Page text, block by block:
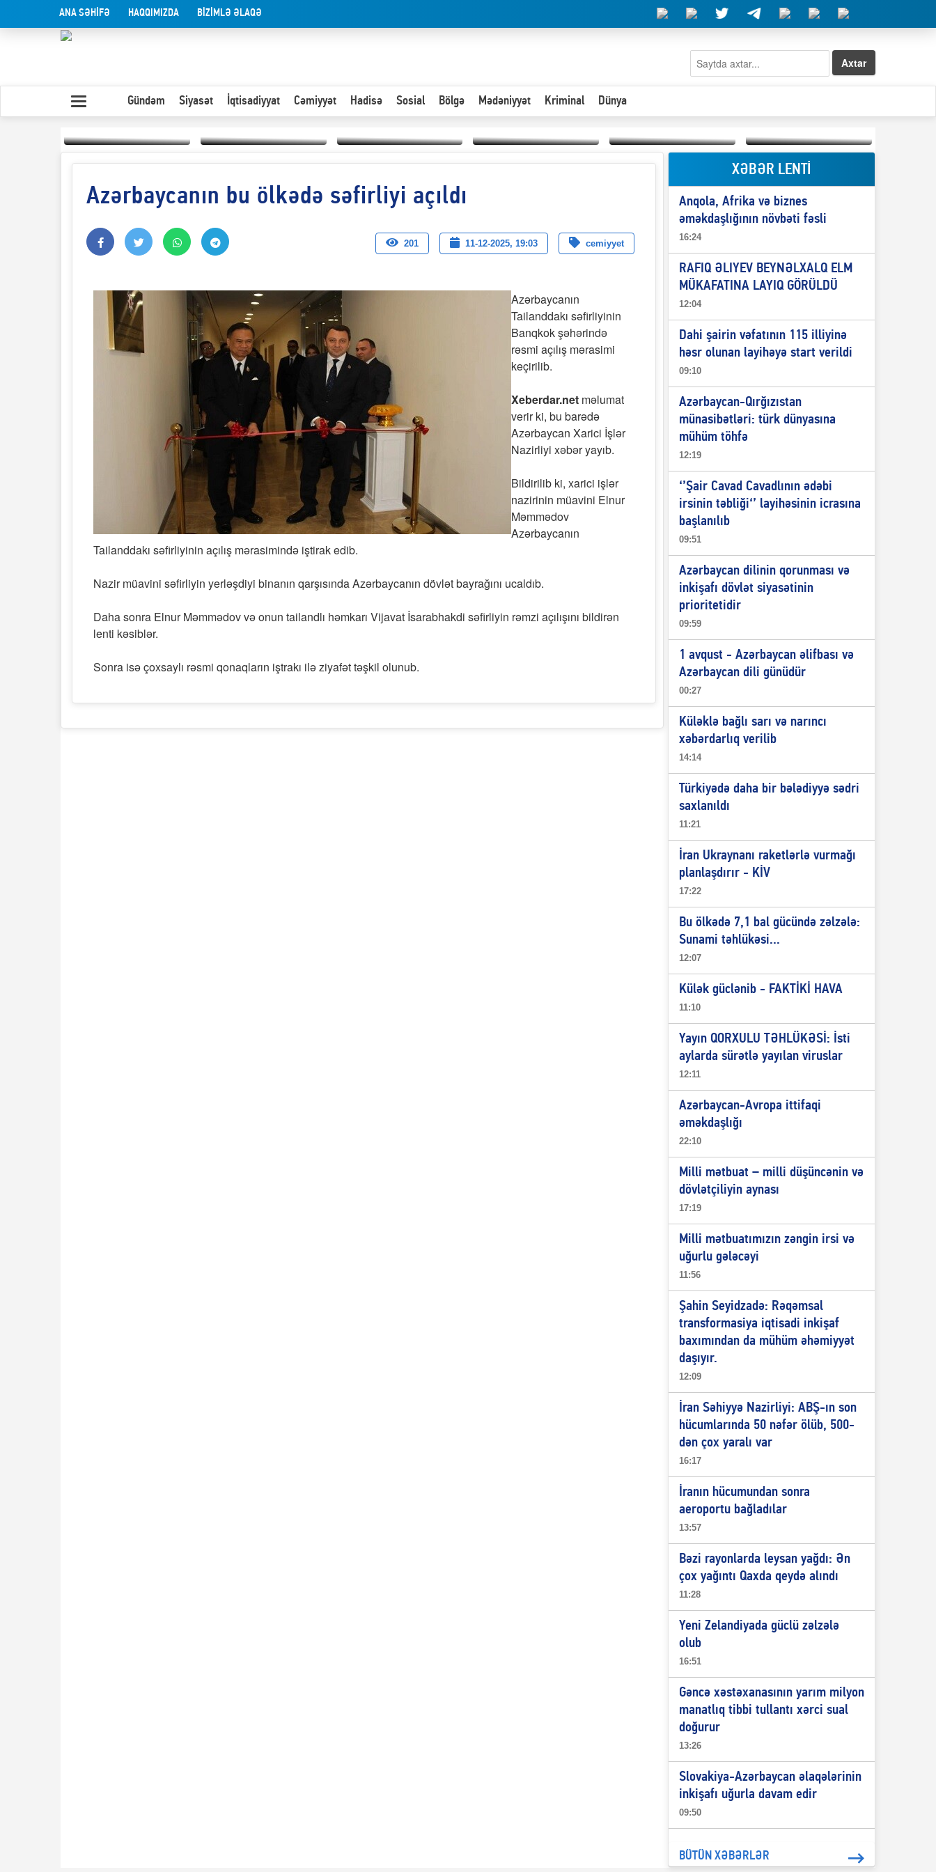
ANA SƏHİFƏ HAQQIMIZDA BİZİMLƏ ƏLAQƏ
Axtar
Gündəm Siyasət İqtisadiyyat Cəmiyyət Hadisə Sosial Bölgə Mədəniyyət Kriminal Dünya
Yaxın Şərqdəki
müharibənin qısa Olduğu kimi görünən
Paytaxta giriş vizası —
"Xoş gəldin, cibində
“Qeyri-səlis məntiq və
dil-nitq” elmimizə
Elşad Abdullayevin
erməniləri
maliyyələşdirən oğlu
niyə Azərbaycana
ekstradisiya olunmur?
Azərbaycanın bu ölkədə səfirliyi açıldı
201 11-12-2025, 19:03 cemiyyet
Azərbaycanın
Tailanddakı səfirliyinin
Banqkok şəhərində
rəsmi açılış mərasimi
keçirilib.
Xeberdar.net məlumat
verir ki, bu barədə
Azərbaycan Xarici İşlər
Nazirliyi xəbər yayıb.
Bildirilib ki, xarici işlər
nazirinin müavini Elnur
Məmmədov
Azərbaycanın
Tailanddakı səfirliyinin açılış mərasimində iştirak edib.
Nazir müavini səfirliyin yerləşdiyi binanın qarşısında Azərbaycanın dövlət bayrağını ucaldıb.
Daha sonra Elnur Məmmədov və onun tailandlı həmkarı Vijavat İsarabhakdi səfirliyin rəmzi açılışını bildirən
lenti kəsiblər.
Sonra isə çoxsaylı rəsmi qonaqların iştrakı ilə ziyafət təşkil olunub.
XƏBƏR LENTİ
Anqola, Afrika və biznes
əməkdaşlığının növbəti fəsli
16:24
RAFIQ ƏLIYEV BEYNƏLXALQ ELM
MÜKAFATINA LAYIQ GÖRÜLDÜ
12:04
Dahi şairin vəfatının 115 illiyinə
həsr olunan layihəyə start verildi
09:10
Azərbaycan-Qırğızıstan
münasibətləri: türk dünyasına
mühüm töhfə
12:19
‘’Şair Cavad Cavadlının ədəbi
irsinin təbliği‘’ layihəsinin icrasına
başlanılıb
09:51
Azərbaycan dilinin qorunması və
inkişafı dövlət siyasətinin
prioritetidir
09:59
1 avqust - Azərbaycan əlifbası və
Azərbaycan dili günüdür
00:27
Küləklə bağlı sarı və narıncı
xəbərdarlıq verilib
14:14
Türkiyədə daha bir bələdiyyə sədri
saxlanıldı
11:21
İran Ukraynanı raketlərlə vurmağı
planlaşdırır - KİV
17:22
Bu ölkədə 7,1 bal gücündə zəlzələ:
Sunami təhlükəsi...
12:07
Külək güclənib - FAKTİKİ HAVA
11:10
Yayın QORXULU TƏHLÜKƏSİ: İsti
aylarda sürətlə yayılan viruslar
12:11
Azərbaycan-Avropa ittifaqi
əməkdaşlığı
22:10
Milli mətbuat – milli düşüncənin və
dövlətçiliyin aynası
17:19
Milli mətbuatımızın zəngin irsi və
uğurlu gələcəyi
11:56
Şahin Seyidzadə: Rəqəmsal
transformasiya iqtisadi inkişaf
baxımından da mühüm əhəmiyyət
daşıyır.
12:09
İran Səhiyyə Nazirliyi: ABŞ-ın son
hücumlarında 50 nəfər ölüb, 500-
dən çox yaralı var
16:17
İranın hücumundan sonra
aeroportu bağladılar
13:57
Bəzi rayonlarda leysan yağdı: Ən
çox yağıntı Qaxda qeydə alındı
11:28
Yeni Zelandiyada güclü zəlzələ
olub
16:51
Gəncə xəstəxanasının yarım milyon
manatlıq tibbi tullantı xərci sual
doğurur
13:26
Slovakiya-Azərbaycan əlaqələrinin
inkişafı uğurla davam edir
09:50
BÜTÜN XƏBƏRLƏR